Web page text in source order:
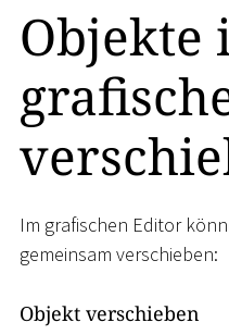
Objekte
Im grafischen Editor
gemeinsam verschieben:
Objekt verschieben